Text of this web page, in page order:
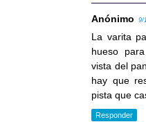
Anónimo 9/
La varita
hueso
vista del
hay que
pista que
Responder